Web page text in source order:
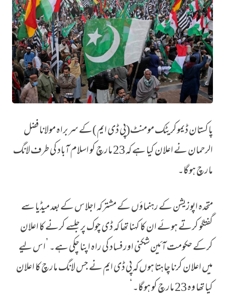
لانگ مارچ اسلام آباد کی جانب 23 مارچ کو ہی ہوگا: پی ڈی ایم
پاکستان ڈیموکریٹک مومنٹ(پی ڈی ایم )کے سربراہ مولانا فضل
الرحمان نے اعلان کیا ہے کہ 23 مارچ کو اسلام آباد کی طرف لانگ
مارچ ہوگا۔
متحدہ اپوزیشن کے رہنماؤں کے مشترکہ اجلاس کے بعد میڈیا سے
گفتگو کرتے ہوئے ان کا کہنا تھا کہ ڈی چوک پر جلسے کرنے کا اعلان
کرکے حکومت آئین شکنی اور فساد کی راہ اپنا چکی ہے۔ ’اس لیے
میں اعلان کرنا چاہتا ہوں کہ پی ڈی ایم نے جس لانگ مارچ کا اعلان
کیا تھا وہ 23 مارچ کو ہوگا۔‘